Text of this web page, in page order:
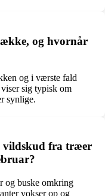
og hvornår
og i værste fald
sig typisk om
synlige.
vildskud fra træer
og buske omkring
vokser op og